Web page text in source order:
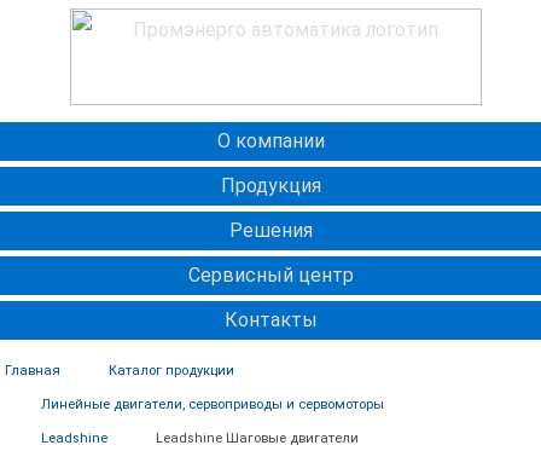
О компании
Продукция
Решения
Сервисный центр
Контакты
Главная Каталог продукции
Линейные двигатели, сервоприводы и сервомоторы
Leadshine Leadshine Шаговые двигатели